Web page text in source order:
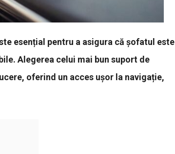
esențial pentru a asigura că șofatul este
Alegerea celui mai bun suport de
oferind un acces ușor la navigație,